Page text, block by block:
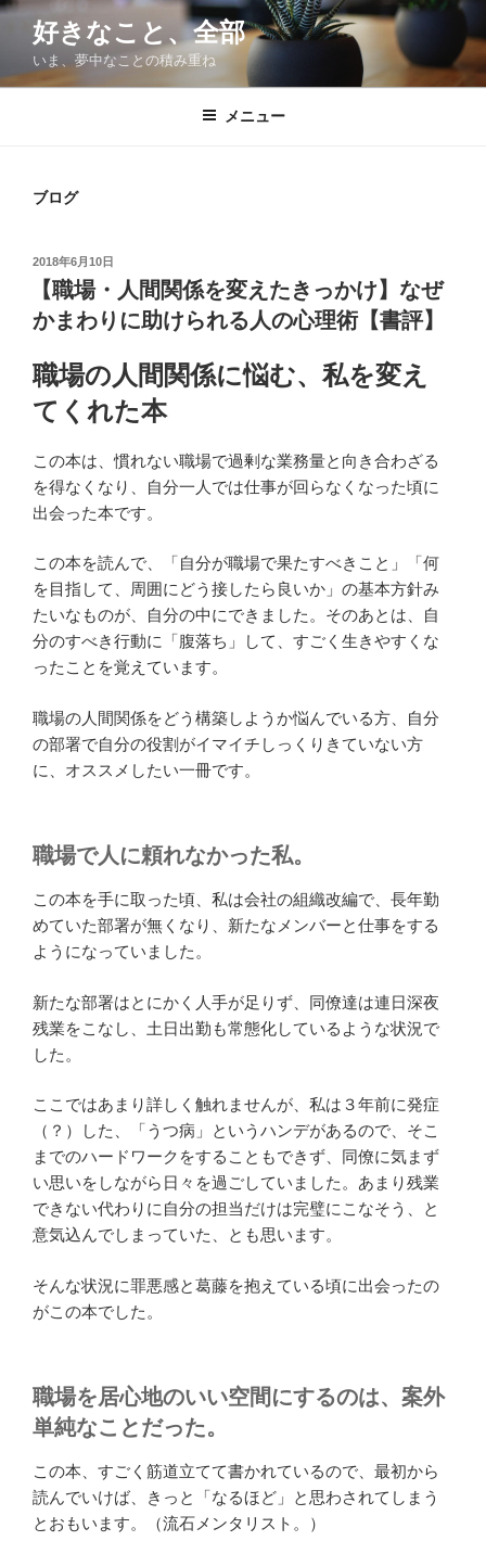
コ
ン
好きなこと、全部
いま、夢中なことの積み重ね
メニュー
ブログ
投
稿
日:
2018年6月10日
【職場・人間関係を変えたきっかけ】なぜ
かまわりに助けられる人の心理術【書評】
職場の人間関係に悩む、私を変え
てくれた本
この本は、慣れない職場で過剰な業務量と向き合わざる
を得なくなり、自分一人では仕事が回らなくなった頃に
出会った本です。
この本を読んで、「自分が職場で果たすべきこと」「何
を目指して、周囲にどう接したら良いか」の基本方針み
たいなものが、自分の中にできました。そのあとは、自
分のすべき行動に「腹落ち」して、すごく生きやすくな
ったことを覚えています。
職場の人間関係をどう構築しようか悩んでいる方、自分
の部署で自分の役割がイマイチしっくりきていない方
に、オススメしたい一冊です。
職場で人に頼れなかった私。
この本を手に取った頃、私は会社の組織改編で、長年勤
めていた部署が無くなり、新たなメンバーと仕事をする
ようになっていました。
新たな部署はとにかく人手が足りず、同僚達は連日深夜
残業をこなし、土日出勤も常態化しているような状況で
した。
ここではあまり詳しく触れませんが、私は３年前に発症
（？）した、「うつ病」というハンデがあるので、そこ
までのハードワークをすることもできず、同僚に気まず
い思いをしながら日々を過ごしていました。あまり残業
できない代わりに自分の担当だけは完璧にこなそう、と
意気込んでしまっていた、とも思います。
そんな状況に罪悪感と葛藤を抱えている頃に出会ったの
がこの本でした。
職場を居心地のいい空間にするのは、案外
単純なことだった。
この本、すごく筋道立てて書かれているので、最初から
読んでいけば、きっと「なるほど」と思わされてしまう
とおもいます。（流石メンタリスト。）